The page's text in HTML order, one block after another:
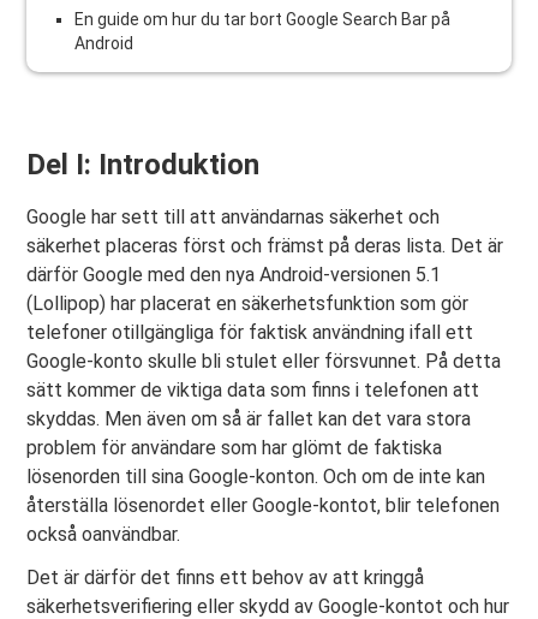
En guide om hur du tar bort Google Search Bar på
Android
Del I: Introduktion
Google har sett till att användarnas säkerhet och
säkerhet placeras först och främst på deras lista. Det är
därför Google med den nya Android-versionen 5.1
(Lollipop) har placerat en säkerhetsfunktion som gör
telefoner otillgängliga för faktisk användning ifall ett
Google-konto skulle bli stulet eller försvunnet. På detta
sätt kommer de viktiga data som finns i telefonen att
skyddas. Men även om så är fallet kan det vara stora
problem för användare som har glömt de faktiska
lösenorden till sina Google-konton. Och om de inte kan
återställa lösenordet eller Google-kontot, blir telefonen
också oanvändbar.
Det är därför det finns ett behov av att kringgå
säkerhetsverifiering eller skydd av Google-kontot och hur